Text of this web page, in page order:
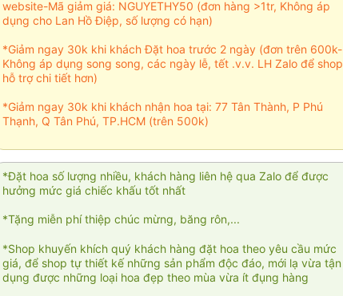
website-Mã giảm giá: NGUYETHY50 (đơn hàng >1tr, Không áp
dụng cho Lan Hồ Điệp, số lượng có hạn)
*Giảm ngay 30k khi khách Đặt hoa trước 2 ngày (đơn trên 600k-
Không áp dụng song song, các ngày lễ, tết .v.v. LH Zalo để shop
hỗ trợ chi tiết hơn)
*Giảm ngay 30k khi khách nhận hoa tại: 77 Tân Thành, P Phú
Thạnh, Q Tân Phú, TP.HCM (trên 500k)
*Đặt hoa số lượng nhiều, khách hàng liên hệ qua Zalo để được
hưởng mức giá chiếc khấu tốt nhất
*Tặng miễn phí thiệp chúc mừng, băng rôn,...
*Shop khuyến khích quý khách hàng đặt hoa theo yêu cầu mức
giá, để shop tự thiết kế những sản phẩm độc đáo, mới lạ vừa tận
dụng được những loại hoa đẹp theo mùa vừa ít đụng hàng